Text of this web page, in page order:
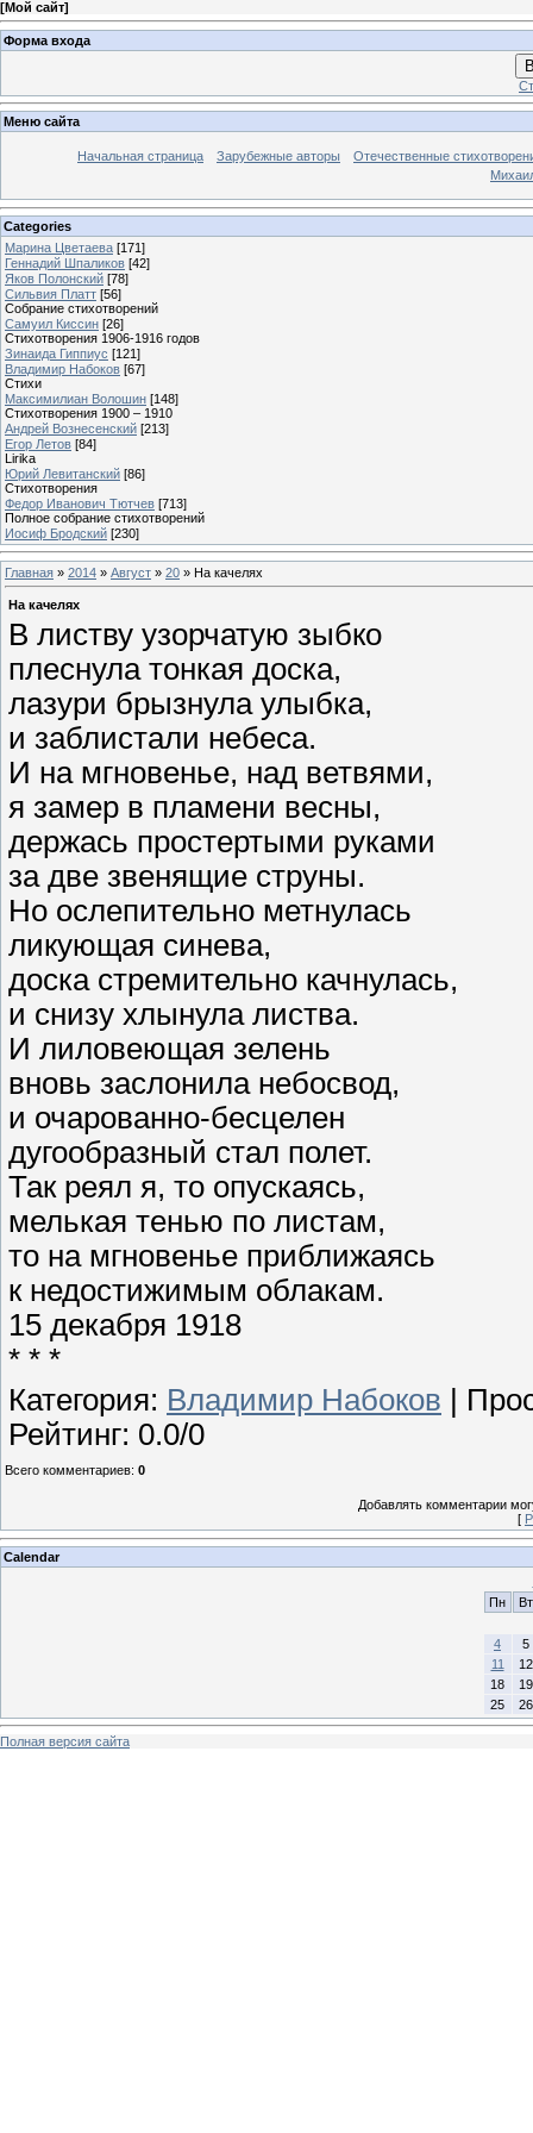
[Мой сайт]
Форма входа
Меню сайта
Начальная страница Зарубежные авторы
Отечественные
Categories
Марина Цветаева [171]
Геннадий Шпаликов [42]
Яков Полонский [78]
Сильвия Платт [56]
Собрание стихотворений
Самуил Киссин [26]
Стихотворения 1906-1916 годов
Зинаида Гиппиус [121]
Владимир Набоков [67]
Стихи
Максимилиан Волошин [148]
Стихотворения 1900 – 1910
Андрей Вознесенский [213]
Егор Летов [84]
Lirika
Юрий Левитанский [86]
Стихотворения
Федор Иванович Тютчев [713]
Полное собрание стихотворений
Иосиф Бродский [230]
Главная » 2014 » Август » 20 » На качелях
На качелях
В листву узорчатую зыбко
плеснула тонкая доска,
лазури брызнула улыбка,
и заблистали небеса.
И на мгновенье, над ветвями,
я замер в пламени весны,
держась простертыми руками
за две звенящие струны.
Но ослепительно метнулась
ликующая синева,
доска стремительно качнулась,
и снизу хлынула листва.
И лиловеющая зелень
вновь заслонила небосвод,
и очарованно-бесцелен
дугообразный стал полет.
Так реял я, то опускаясь,
мелькая тенью по листам,
то на мгновенье приближаясь
к недостижимым облакам.
15 декабря 1918
* * *
Категория: Владимир Набоков
Рейтинг: 0.0/0
Всего комментариев: 0
Добавлять комментарии
[
Calendar
Пн
Вт
4
5
11
12
18
19
25
26
Полная версия сайта